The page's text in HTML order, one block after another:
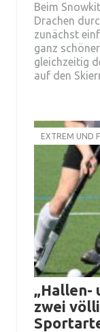
Beim
Drachen
zunächst
ganz
gleichzeitig
auf den
EXTREM UND
„Hallen-
zwei